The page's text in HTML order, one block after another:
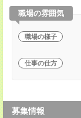
職場の雰囲気
職場の様子
仕事の仕方
募集情報